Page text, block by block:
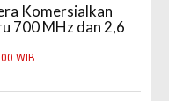
Komersialkan
700 MHz dan 2,6
WIB